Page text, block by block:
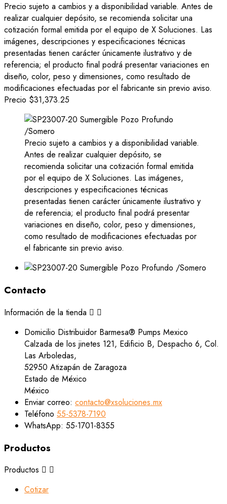
Precio sujeto a cambios y a disponibilidad variable. Antes de
realizar cualquier depósito, se recomienda solicitar una
cotización formal emitida por el equipo de X Soluciones. Las
imágenes, descripciones y especificaciones técnicas
presentadas tienen carácter únicamente ilustrativo y de
referencia; el producto final podrá presentar variaciones en
diseño, color, peso y dimensiones, como resultado de
modificaciones efectuadas por el fabricante sin previo aviso.
Precio $31,373.25
Precio sujeto a cambios y a disponibilidad variable.
Antes de realizar cualquier depósito, se
recomienda solicitar una cotización formal emitida
por el equipo de X Soluciones. Las imágenes,
descripciones y especificaciones técnicas
presentadas tienen carácter únicamente ilustrativo y
de referencia; el producto final podrá presentar
variaciones en diseño, color, peso y dimensiones,
como resultado de modificaciones efectuadas por
el fabricante sin previo aviso.
Contacto
Información de la tienda  
Domicilio Distribuidor Barmesa® Pumps Mexico
Calzada de los jinetes 121, Edificio B, Despacho 6, Col.
Las Arboledas,
52950 Atizapán de Zaragoza
Estado de México
México
Enviar correo: contacto@xsoluciones.mx
Teléfono 55-5378-7190
WhatsApp: 55-1701-8355
Productos
Productos  
Cotizar